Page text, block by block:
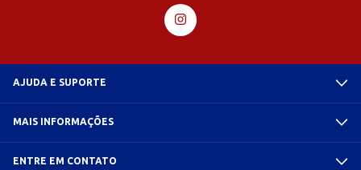
AJUDA E SUPORTE
MAIS INFORMAÇÕES
ENTRE EM CONTATO